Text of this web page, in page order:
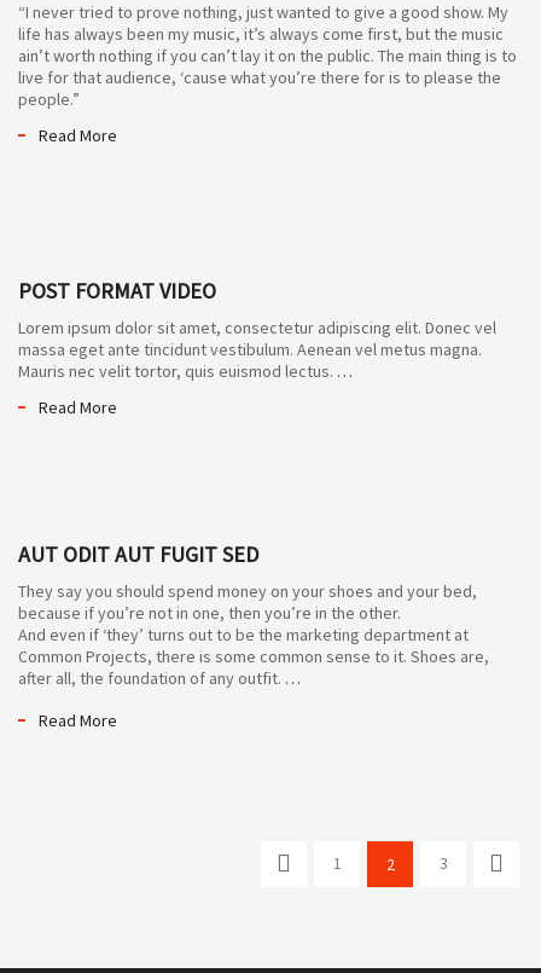
“I never tried to prove nothing, just wanted to give a good show. My
life has always been my music, it’s always come first, but the music
ain’t worth nothing if you can’t lay it on the public. The main thing is to
live for that audience, ‘cause what you’re there for is to please the
people.”
Read More
POST FORMAT VIDEO
Lorem ipsum dolor sit amet, consectetur adipiscing elit. Donec vel
massa eget ante tincidunt vestibulum. Aenean vel metus magna.
Mauris nec velit tortor, quis euismod lectus. …
Read More
AUT ODIT AUT FUGIT SED
They say you should spend money on your shoes and your bed,
because if you’re not in one, then you’re in the other.
And even if ‘they’ turns out to be the marketing department at
Common Projects, there is some common sense to it. Shoes are,
after all, the foundation of any outfit. …
Read More
1 2 3